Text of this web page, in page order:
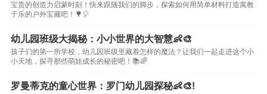
宝贵的创造力启蒙时刻！快来跟随我们的脚步，探索如何用简单材料打造寓教
于乐的户外宝藏吧！🌳🎈
幼儿园班级大揭秘：小小世界的大智慧👶🎨
孩子们的第一所学校，幼儿园班级里藏着怎样的魔法？让我们一起走进这个小
小天地，探寻那些萌娃成长的秘密吧！📚🌈
罗曼蒂克的童心世界：罗门幼儿园探秘👶🎨!